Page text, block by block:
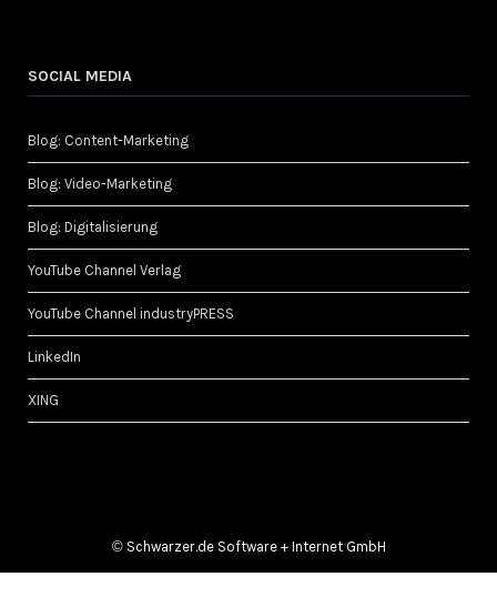
SOCIAL MEDIA
Blog: Content-Marketing
Blog: Video-Marketing
Blog: Digitalisierung
YouTube Channel Verlag
YouTube Channel industryPRESS
LinkedIn
XING
© Schwarzer.de Software + Internet GmbH